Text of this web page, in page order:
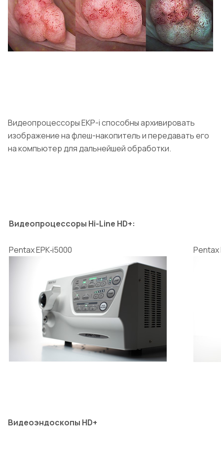
Видеопроцессоры EKP-i способны архивировать
изображение на флеш-накопитель и передавать его
на компьютер для дальнейшей обработки.
Видеопроцессоры Hi-Line HD+:
Pentax EPK‑i5000 Pentax
Видеоэндоскопы HD+